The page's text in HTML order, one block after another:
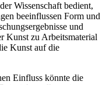
Wissenschaft bedient,
beeinflussen Form und
und
Kunst zu Arbeitsmaterial
Kunst auf die
Einfluss könnte die